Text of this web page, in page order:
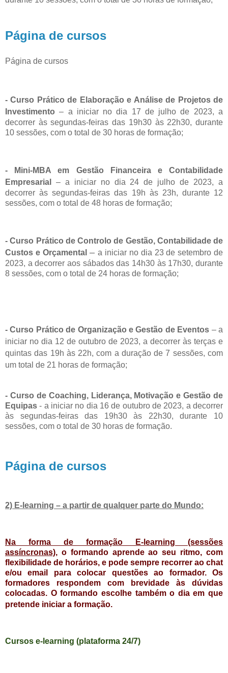
Página de cursos
Página de cursos
- Curso Prático de Elaboração e Análise de Projetos de
Investimento – a iniciar no dia 17 de julho de 2023, a
decorrer às segundas-feiras das 19h30 às 22h30, durante
10 sessões, com o total de 30 horas de formação;
- Mini-MBA em Gestão Financeira e Contabilidade
Empresarial
– a iniciar no dia 24 de julho de 2023, a
decorrer às segundas-feiras das 19h às 23h, durante 12
sessões, com o total de 48 horas de formação;
- Curso Prático de Controlo de Gestão, Contabilidade de
Custos e Orçamental –a iniciar no dia 23 de setembro de
2023, a decorrer aos sábados das 14h30 às 17h30, durante
8 sessões, com o total de 24 horas de formação;
- Curso Prático de Organização e Gestão de Eventos –a
iniciar no dia 12 de outubro de 2023, a decorrer às terças e
quintas das 19h às 22h, com a duração de 7 sessões, com
um total de 21 horas de formação;
- Curso de Coaching, Liderança, Motivação e Gestão de
Equipas - a iniciar no dia 16 de outubro de 2023, a decorrer
às segundas-feiras das 19h30 às 22h30, durante 10
sessões, com o total de 30 horas de formação.
Página de cursos
2) E-learning – a partir de qualquer parte do Mundo:
Na forma de formação E-learning (sessões
assíncronas), o formando aprende ao seu ritmo, com
flexibilidade de horários, e pode sempre recorrer ao chat
e/ou email para colocar questões ao formador. Os
formadores respondem com brevidade às dúvidas
colocadas. O formando escolhe também o dia em que
pretende iniciar a formação.
Cursos e-learning (plataforma 24/7)